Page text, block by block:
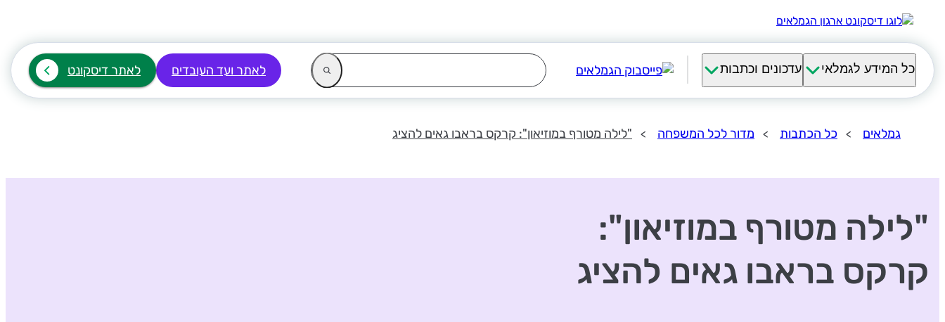
כל המידע לגמלאי עדכונים וכתבות לאתר ועד העובדים לאתר דיסקונט
גמלאים כל הכתבות מדור לכל המשפחה "לילה מטורף במוזיאון": קרקס בראבו גאים להציג
"לילה מטורף במוזיאון":
קרקס בראבו גאים להציג